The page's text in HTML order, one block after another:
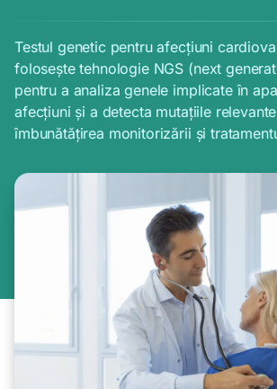
Testul genetic pentru afecțiuni
folosește tehnologie NGS (next
pentru a analiza genele implicate în
afecțiuni și a detecta mutațiile
îmbunătățirea monitorizării și